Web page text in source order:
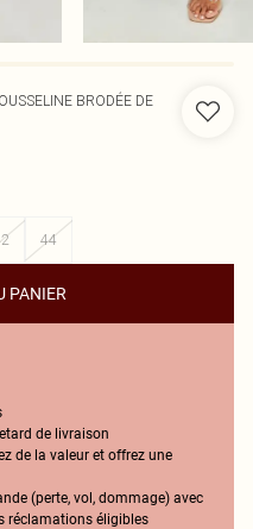
BRODÉE DE
44
PANIER
de livraison
de la valeur et offrez une
(perte, vol, dommage) avec
réclamations éligibles